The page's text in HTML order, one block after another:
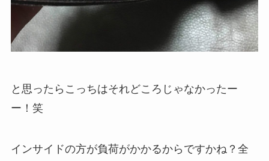
と思ったらこっちはそれどころじゃなかったー
ー！笑
インサイドの方が負荷がかかるからですかね？全